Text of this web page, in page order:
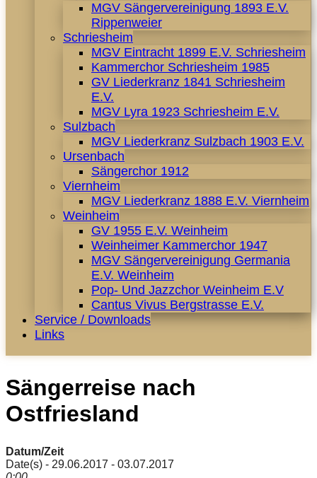
MGV Sängervereinigung 1893 E.V.
Rippenweier
Schriesheim
MGV Eintracht 1899 E.V. Schriesheim
Kammerchor Schriesheim 1985
GV Liederkranz 1841 Schriesheim
E.V.
MGV Lyra 1923 Schriesheim E.V.
Sulzbach
MGV Liederkranz Sulzbach 1903 E.V.
Ursenbach
Sängerchor 1912
Viernheim
MGV Liederkranz 1888 E.V. Viernheim
Weinheim
GV 1955 E.V. Weinheim
Weinheimer Kammerchor 1947
MGV Sängervereinigung Germania
E.V. Weinheim
Pop- Und Jazzchor Weinheim E.V
Cantus Vivus Bergstrasse E.V.
Service / Downloads
Links
Sängerreise nach
Ostfriesland
Datum/Zeit
Date(s) - 29.06.2017 - 03.07.2017